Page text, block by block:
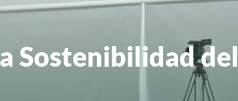
Sostenibilidad del